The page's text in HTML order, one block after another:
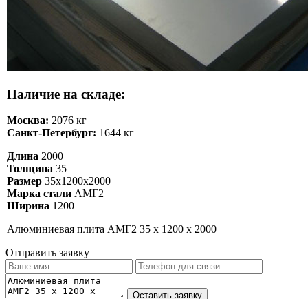
Наличие на складе:
Москва: 2076 кг
Санкт-Петербург: 1644 кг
Длина 2000
Толщина 35
Размер 35х1200х2000
Марка стали АМГ2
Ширина 1200
Алюминиевая плита АМГ2 35 х 1200 х 2000
Отправить заявку